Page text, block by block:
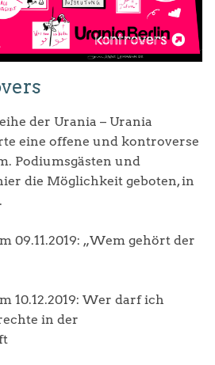
der Urania – Urania
eine offene und kontroverse
Podiumsgästen und
die Möglichkeit geboten, in
09.11.2019: „Wem gehört der
10.12.2019: Wer darf ich
in der